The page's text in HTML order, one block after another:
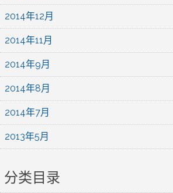
2014年12月
2014年11月
2014年9月
2014年8月
2014年7月
2013年5月
分类目录